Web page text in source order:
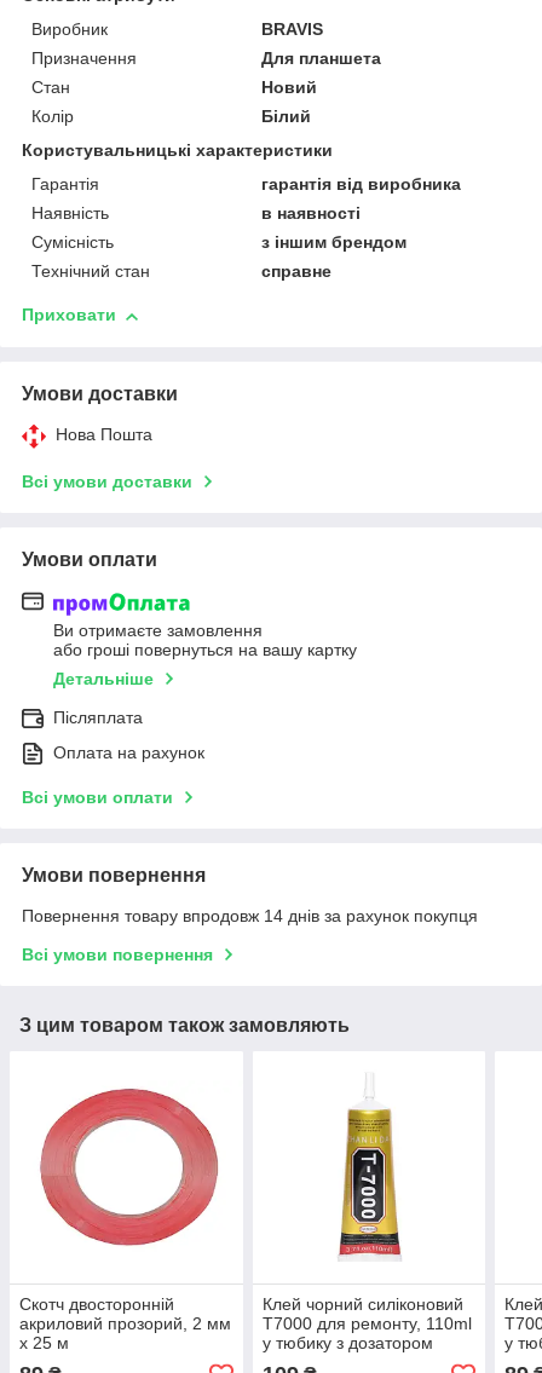
Виробник
BRAVIS
Призначення
Для планшета
Стан
Новий
Колір
Білий
Користувальницькі характеристики
Гарантія
гарантія від виробника
Наявність
в наявності
Сумісність
з іншим брендом
Технічний стан
справне
Приховати
Умови доставки
Нова Пошта
Всі умови доставки
Умови оплати
Ви отримаєте замовлення
або гроші повернуться на вашу картку
Детальніше
Післяплата
Оплата на рахунок
Всі умови оплати
Умови повернення
Повернення товару впродовж 14 днів за рахунок покупця
Всі умови повернення
З цим товаром також замовляють
Скотч двосторонній
акриловий прозорий, 2 мм
x 25 м
Клей чорний силіконовий
T7000 для ремонту, 110ml
у тюбику з дозатором
у